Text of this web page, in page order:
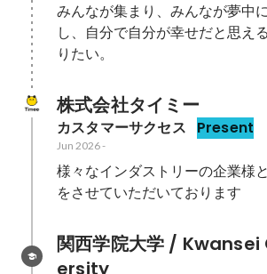
みんなが集まり、みんなが夢中
し、自分で自分が幸せだと思え
りたい。
株式会社タイミー
カスタマーサクセス Present
Jun 2026-
様々なインダストリーの企業様
をさせていただいております
関西学院大学 /
ersity